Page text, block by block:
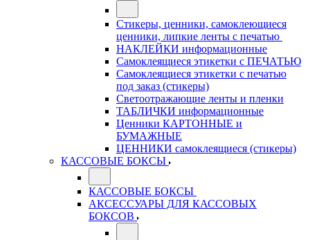
Стикеры, ценники, самоклеющиеся
ценники, липкие ленты с печатью
НАКЛЕЙКИ информационные
Самоклеящиеся этикетки с ПЕЧАТЬЮ
Самоклеящиеся этикетки с печатью
под заказ (стикеры)
Светоотражающие ленты и пленки
ТАБЛИЧКИ информационные
Ценники КАРТОННЫЕ и
БУМАЖНЫЕ
ЦЕННИКИ самоклеящиеся (стикеры)
КАССОВЫЕ БОКСЫ
КАССОВЫЕ БОКСЫ
АКСЕССУАРЫ ДЛЯ КАССОВЫХ
БОКСОВ